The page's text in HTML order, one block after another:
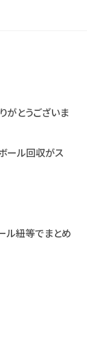
がとうございま
ール回収がス
ル紐等でまとめ